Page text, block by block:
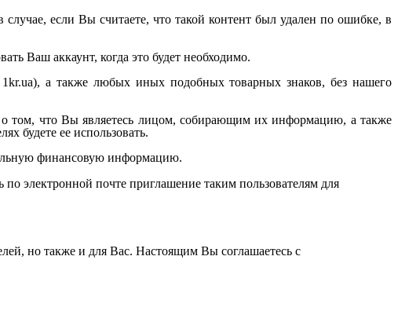
если Вы считаете, что такой контент был удален по ошибке, в
Ваш аккаунт, когда это будет необходимо.
1kr.ua), а также любых иных подобных товарных знаков, без нашего
о том, что Вы являетесь лицом, собирающим их информацию, а также
будете ее использовать.
финансовую информацию.
по электронной почте приглашение таким пользователям для
но также и для Вас. Настоящим Вы соглашаетесь с